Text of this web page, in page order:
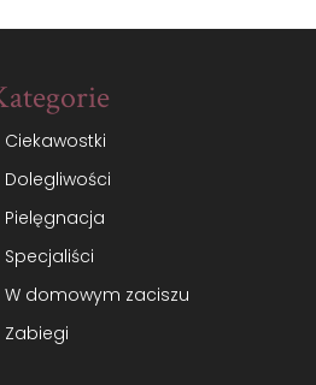
Ciekawostki
Dolegliwości
Pielęgnacja
Specjaliści
W domowym zaciszu
Zabiegi